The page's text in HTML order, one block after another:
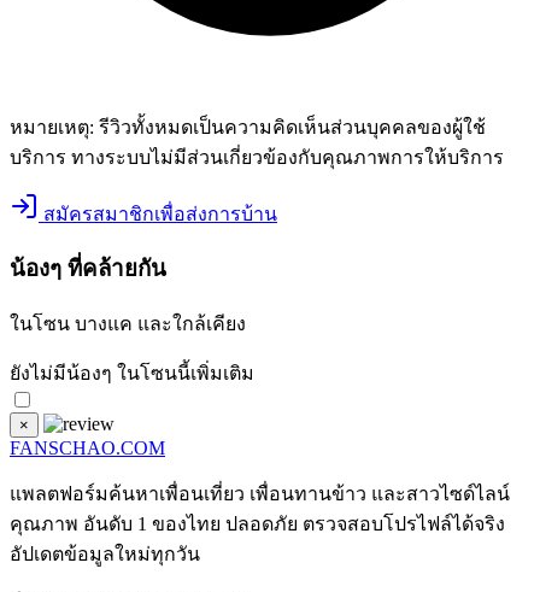
หมายเหตุ: รีวิวทั้งหมดเป็นความคิดเห็นส่วนบุคคลของผู้ใช้
บริการ ทางระบบไม่มีส่วนเกี่ยวข้องกับคุณภาพการให้บริการ
สมัครสมาชิกเพื่อส่งการบ้าน
น้องๆ ที่คล้ายกัน
ในโซน บางแค และใกล้เคียง
ยังไม่มีน้องๆ ในโซนนี้เพิ่มเติม
×
FANSCHAO.COM
แพลตฟอร์มค้นหาเพื่อนเที่ยว เพื่อนทานข้าว และสาวไซด์ไลน์
คุณภาพ อันดับ 1 ของไทย ปลอดภัย ตรวจสอบโปรไฟล์ได้จริง
อัปเดตข้อมูลใหม่ทุกวัน